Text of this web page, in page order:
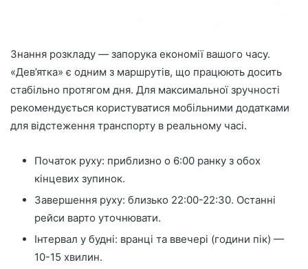
Знання розкладу — запорука економії вашого часу.
«Дев’ятка» є одним з маршрутів, що працюють досить
стабільно протягом дня. Для максимальної зручності
рекомендується користуватися мобільними додатками
для відстеження транспорту в реальному часі.
Початок руху: приблизно о 6:00 ранку з обох
кінцевих зупинок.
Завершення руху: близько 22:00-22:30. Останні
рейси варто уточнювати.
Інтервал у будні: вранці та ввечері (години пік) —
10-15 хвилин.